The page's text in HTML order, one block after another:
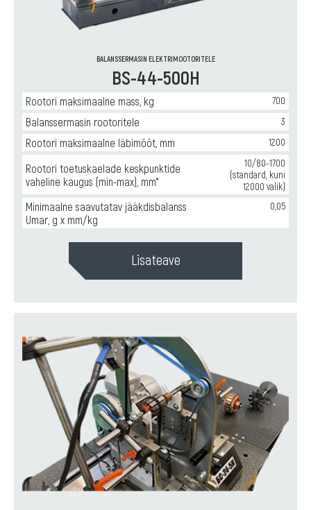
BALANSSERMASIN ELEKTRIMOOTORITELE
BS-44-500H
Rootori maksimaalne mass, kg 700
Balanssermasin rootoritele 3
Rootori maksimaalne läbimõõt, mm 1200
Rootori toetuskaelade keskpunktide
vaheline kaugus (min-max), mm*
10/80-1700
(standard, kuni
12000 valik)
Minimaalne saavutatav jääkdisbalanss
Umar, g x mm/kg
0,05
Lisateave